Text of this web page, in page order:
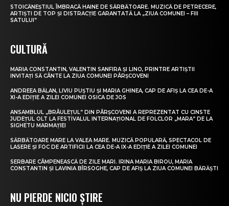
STOICĂNEȘTIUL ÎMBRACĂ HAINE DE SĂRBĂTOARE. MUZICĂ DE PETRECERE,
ARTIȘTI DE TOP ȘI DISTRACȚIE GARANTATĂ LA „ZIUA COMUNEI – FIII
SATULUI”
CULTURĂ
MARIA CONSTANTIN, VALENTIN SANFIRA ȘI LINO, PRINTRE ARTIȘTII
INVITAȚI SĂ CÂNTE LA ZIUA COMUNEI PÂRȘCOVENI
ANDREEA BĂLAN, LIVIU PUȘTIU ȘI MARIA GHINEA, CAP DE AFIȘ LA CEA DE-A
XI-A EDIȚIE A ZILEI COMUNEI OSICA DE JOS
ANSAMBLUL „BRÂULEȚUL” DIN PÂRȘCOVENI A REPREZENTAT CU CINSTE
JUDEȚUL OLT LA FESTIVALUL INTERNAȚIONAL DE FOLCLOR „MARA” DE LA
SIGHETU MARMAȚIEI
SĂRBĂTOARE MARE LA VALEA MARE. MUZICĂ POPULARĂ, SPECTACOL DE
LASERE ȘI FOC DE ARTIFICII LA CEA DE-A IX-A EDIȚIE A ZILEI COMUNEI
SERBARE CÂMPENEASCĂ DE ZILE MARI. IRINA MARIA BIROU, MARIA
CONSTANTIN ȘI LAVINIA BÎRSOGHE, CAP DE AFIȘ LA ZIUA COMUNEI BĂRĂȘTI
NU PIERDE NICIO ȘTIRE